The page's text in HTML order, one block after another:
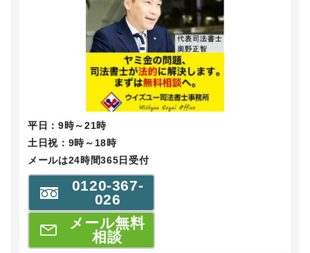
平日：9時～21時
土日祝：9時～18時
メールは24時間365日受付
0120-367-
026
メール無料
相談